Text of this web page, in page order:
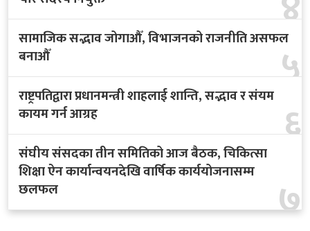
५
सामाजिक सद्भाव जोगाऔँ, विभाजनको राजनीति असफल
बनाऔँ
६
राष्ट्रपतिद्वारा प्रधानमन्त्री शाहलाई शान्ति, सद्भाव र संयम
कायम गर्न आग्रह
७
संघीय संसदका तीन समितिको आज बैठक, चिकित्सा
शिक्षा ऐन कार्यान्वयनदेखि वार्षिक कार्ययोजनासम्म
छलफल